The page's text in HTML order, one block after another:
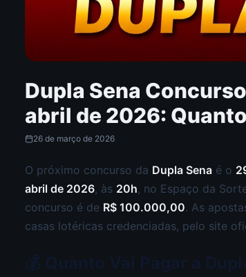
Dupla Sena
abril de 2026:
26 de março de 2026
O próximo concurso da Dupla Sena é o
abril de 2026, às 20h, no Espaço da
concurso é de R$ 100.000,00. As
casas lotéricas credenciadas, pelo site